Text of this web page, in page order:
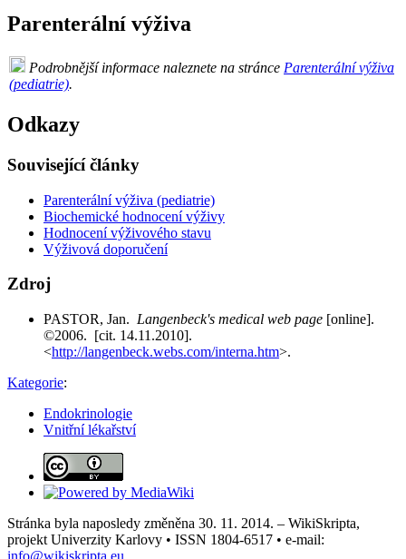
Parenterální výživa
Podrobnější informace naleznete na stránce Parenterální výživa
(pediatrie).
Odkazy
Související články
Parenterální výživa (pediatrie)
Biochemické hodnocení výživy
Hodnocení výživového stavu
Výživová doporučení
Zdroj
PASTOR, Jan. Langenbeck's medical web page [online].
©2006. [cit. 14.11.2010].
<http://langenbeck.webs.com/interna.htm>.
Kategorie:
Endokrinologie
Vnitřní lékařství
Stránka byla naposledy změněna 30. 11. 2014. – WikiSkripta,
projekt Univerzity Karlovy • ISSN 1804-6517 • e-mail:
info@wikiskripta.eu